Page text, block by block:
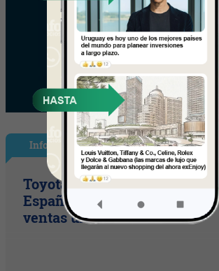
InfoNegocios España
Toyota consolida su
España en julio tras hacer
ventas un 10% en 2026